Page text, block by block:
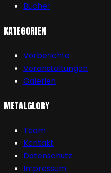
Bücher
KATEGORIEN
Vorberichte
Veranstaltungen
Galerien
METALGLORY
Team
Kontakt
Datenschutz
Impressum